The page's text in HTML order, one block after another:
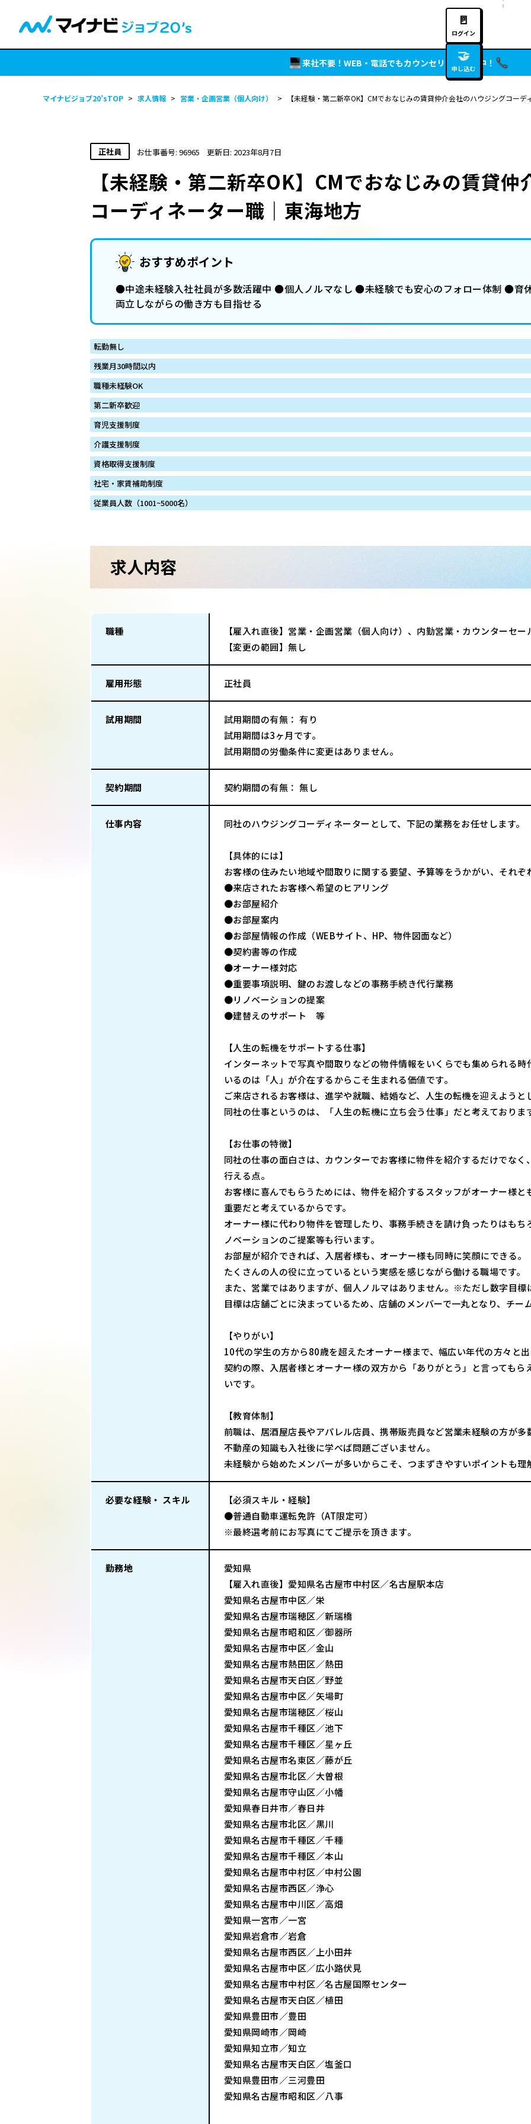
🚪
ログイン
🤝
申し込む
来社不要！WEB・電話でもカウンセリング実施中！
マイナビジョブ20’sTOP > 求人情報 > 営業・企画営業（個人向け） > 【未経験・第二新卒OK】CMでおなじみの賃貸仲介会社のハウジングコー
正社員 お仕事番号: 96965 更新日: 2023年8月7日
【未経験・第二新卒OK】CMでおなじみの賃貸
コーディネーター職｜東海地方
おすすめポイント
●中途未経験入社社員が多数活躍中 ●個人ノルマなし ●未経験でも安心のフォロー体制 ●育
両立しながらの働き方も目指せる
転勤無し
残業月30時間以内
職種未経験OK
第二新卒歓迎
育児支援制度
介護支援制度
資格取得支援制度
社宅・家賃補助制度
従業員人数（1001~5000名）
求人内容
職種
【雇入れ直後】営業・企画営業（個人向け）、内勤営業・カウンターセー
【変更の範囲】無し
雇用形態 正社員
試用期間
試用期間の有無： 有り
試用期間は3ヶ月です。
試用期間の労働条件に変更はありません。
契約期間 契約期間の有無： 無し
仕事内容 同社のハウジングコーディネーターとして、下記の業務をお任せします。
【具体的には】
お客様の住みたい地域や間取りに関する要望、予算等をうかがい、それ
●来店されたお客様へ希望のヒアリング
●お部屋紹介
●お部屋案内
●お部屋情報の作成（WEBサイト、HP、物件図面など）
●契約書等の作成
●オーナー様対応
●重要事項説明、鍵のお渡しなどの事務手続き代行業務
●リノベーションの提案
●建替えのサポート 等
【人生の転機をサポートする仕事】
インターネットで写真や間取りなどの物件情報をいくらでも集められる
いるのは「人」が介在するからこそ生まれる価値です。
ご来店されるお客様は、進学や就職、結婚など、人生の転機を迎えよう
同社の仕事というのは、「人生の転機に立ち会う仕事」だと考えておりま
【お仕事の特徴】
同社の仕事の面白さは、カウンターでお客様に物件を紹介するだけでな
行える点。
お客様に喜んでもらうためには、物件を紹介するスタッフがオーナー様
重要だと考えているからです。
オーナー様に代わり物件を管理したり、事務手続きを請け負ったりはも
ノベーションのご提案等も行います。
お部屋が紹介できれば、入居者様も、オーナー様も同時に笑顔にできる。
たくさんの人の役に立っているという実感を感じながら働ける職場です。
また、営業ではありますが、個人ノルマはありません。※ただし数字目標
目標は店舗ごとに決まっているため、店舗のメンバーで一丸となり、チ
【やりがい】
10代の学生の方から80歳を超えたオーナー様まで、幅広い年代の方々と
契約の際、入居者様とオーナー様の双方から「ありがとう」と言っても
いです。
【教育体制】
前職は、居酒屋店長やアパレル店員、携帯販売員など営業未経験の方が
不動産の知識も入社後に学べば問題ございません。
未経験から始めたメンバーが多いからこそ、つまずきやすいポイントも
必要な経験・ スキル
【必須スキル・経験】
●普通自動車運転免許（AT限定可）
※最終選考前にお写真にてご提示を頂きます。
勤務地
愛知県
【雇入れ直後】愛知県名古屋市中村区／名古屋駅本店
愛知県名古屋市中区／栄
愛知県名古屋市瑞穂区／新瑞橋
愛知県名古屋市昭和区／御器所
愛知県名古屋市中区／金山
愛知県名古屋市熱田区／熱田
愛知県名古屋市天白区／野並
愛知県名古屋市中区／矢場町
愛知県名古屋市瑞穂区／桜山
愛知県名古屋市千種区／池下
愛知県名古屋市千種区／星ヶ丘
愛知県名古屋市名東区／藤が丘
愛知県名古屋市北区／大曽根
愛知県名古屋市守山区／小幡
愛知県春日井市／春日井
愛知県名古屋市北区／黒川
愛知県名古屋市千種区／千種
愛知県名古屋市千種区／本山
愛知県名古屋市中村区／中村公園
愛知県名古屋市西区／浄心
愛知県名古屋市中川区／高畑
愛知県一宮市／一宮
愛知県岩倉市／岩倉
愛知県名古屋市西区／上小田井
愛知県名古屋市中区／広小路伏見
愛知県名古屋市中村区／名古屋国際センター
愛知県名古屋市天白区／植田
愛知県豊田市／豊田
愛知県岡崎市／岡崎
愛知県知立市／知立
愛知県名古屋市天白区／塩釜口
愛知県豊田市／三河豊田
愛知県名古屋市昭和区／八事